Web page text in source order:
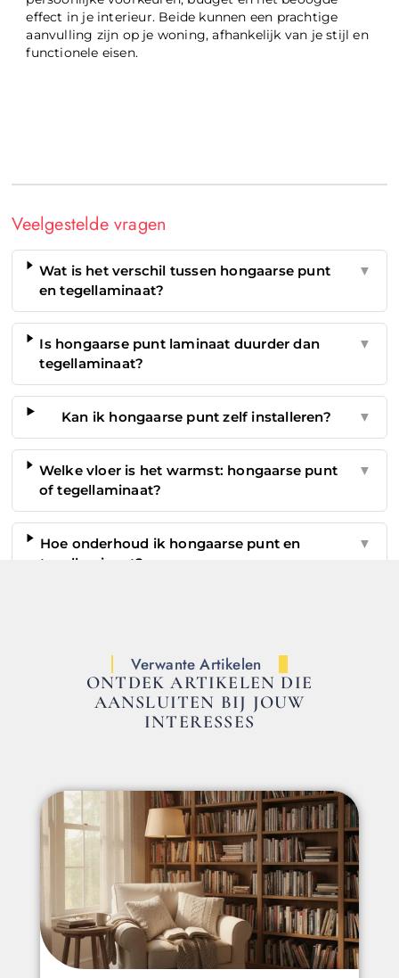
effect in je interieur. Beide kunnen een prachtige
aanvulling zijn op je woning, afhankelijk van je stijl en
functionele eisen.
Veelgestelde vragen
Wat is het verschil tussen hongaarse punt
en tegellaminaat?
▼
Is hongaarse punt laminaat duurder dan
tegellaminaat?
▼
Kan ik hongaarse punt zelf installeren? ▼
Welke vloer is het warmst: hongaarse punt
of tegellaminaat?
▼
Hoe onderhoud ik hongaarse punt en
tegellaminaat?
▼
Verwante Artikelen
ONTDEK ARTIKELEN DIE
AANSLUITEN BIJ JOUW
INTERESSES